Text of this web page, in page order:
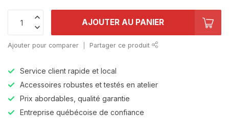
AJOUTER AU PANIER
Ajouter pour comparer Partager ce produit
Service client rapide et local
Accessoires robustes et testés en atelier
Prix abordables, qualité garantie
Entreprise québécoise de confiance